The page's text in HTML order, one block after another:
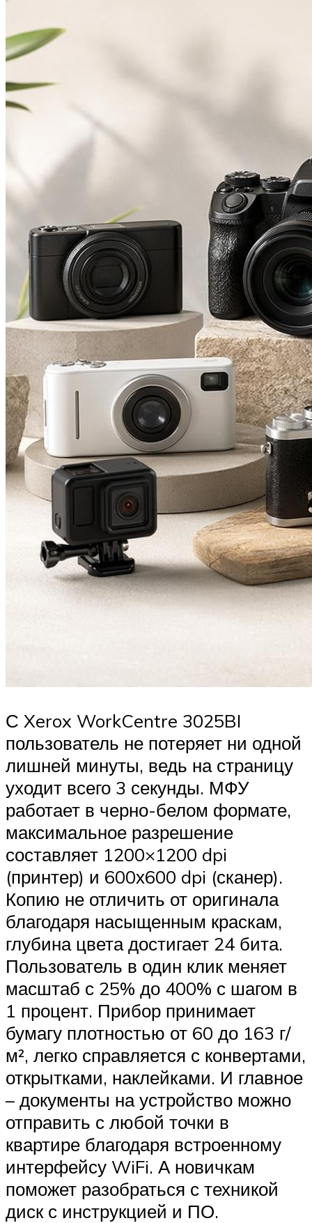
С Xerox WorkCentre 3025BI
пользователь не потеряет ни одной
лишней минуты, ведь на страницу
уходит всего 3 секунды. МФУ
работает в черно-белом формате,
максимальное разрешение
составляет 1200×1200 dpi
(принтер) и 600х600 dpi (сканер).
Копию не отличить от оригинала
благодаря насыщенным краскам,
глубина цвета достигает 24 бита.
Пользователь в один клик меняет
масштаб с 25% до 400% с шагом в
1 процент. Прибор принимает
бумагу плотностью от 60 до 163 г/
м², легко справляется с конвертами,
открытками, наклейками. И главное
– документы на устройство можно
отправить с любой точки в
квартире благодаря встроенному
интерфейсу WiFi. А новичкам
поможет разобраться с техникой
диск с инструкцией и ПО.